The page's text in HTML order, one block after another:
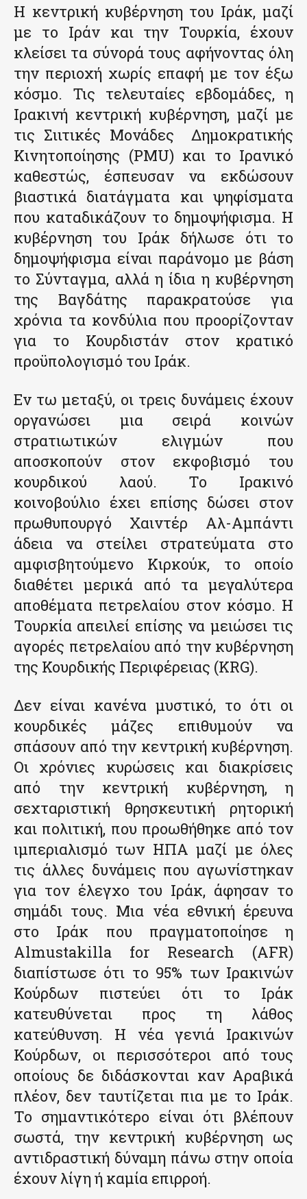
Η κεντρική κυβέρνηση του Ιράκ, μαζί
με το Ιράν και την Τουρκία, έχουν
κλείσει τα σύνορά τους αφήνοντας όλη
την περιοχή χωρίς επαφή με τον έξω
κόσμο. Τις τελευταίες εβδομάδες, η
Ιρακινή κεντρική κυβέρνηση, μαζί με
τις Σιιτικές Μονάδες Δημοκρατικής
Κινητοποίησης (PMU) και το Ιρανικό
καθεστώς, έσπευσαν να εκδώσουν
βιαστικά διατάγματα και ψηφίσματα
που καταδικάζουν το δημοψήφισμα. Η
κυβέρνηση του Ιράκ δήλωσε ότι το
δημοψήφισμα είναι παράνομο με βάση
το Σύνταγμα, αλλά η ίδια η κυβέρνηση
της Βαγδάτης παρακρατούσε για
χρόνια τα κονδύλια που προορίζονταν
για το Κουρδιστάν στον κρατικό
προϋπολογισμό του Ιράκ.
Εν τω μεταξύ, οι τρεις δυνάμεις έχουν
οργανώσει μια σειρά κοινών
στρατιωτικών ελιγμών που
αποσκοπούν στον εκφοβισμό του
κουρδικού λαού. Το Ιρακινό
κοινοβούλιο έχει επίσης δώσει στον
πρωθυπουργό Χαιντέρ Αλ-Αμπάντι
άδεια να στείλει στρατεύματα στο
αμφισβητούμενο Κιρκούκ, το οποίο
διαθέτει μερικά από τα μεγαλύτερα
αποθέματα πετρελαίου στον κόσμο. Η
Τουρκία απειλεί επίσης να μειώσει τις
αγορές πετρελαίου από την κυβέρνηση
της Κουρδικής Περιφέρειας (KRG).
Δεν είναι κανένα μυστικό, το ότι οι
κουρδικές μάζες επιθυμούν να
σπάσουν από την κεντρική κυβέρνηση.
Οι χρόνιες κυρώσεις και διακρίσεις
από την κεντρική κυβέρνηση, η
σεχταριστική θρησκευτική ρητορική
και πολιτική, που προωθήθηκε από τον
ιμπεριαλισμό των ΗΠΑ μαζί με όλες
τις άλλες δυνάμεις που αγωνίστηκαν
για τον έλεγχο του Ιράκ, άφησαν το
σημάδι τους. Μια νέα εθνική έρευνα
στο Ιράκ που πραγματοποίησε η
Almustakilla for Research (AFR)
διαπίστωσε ότι το 95% των Ιρακινών
Κούρδων πιστεύει ότι το Ιράκ
κατευθύνεται προς τη λάθος
κατεύθυνση. Η νέα γενιά Ιρακινών
Κούρδων, οι περισσότεροι από τους
οποίους δε διδάσκονται καν Αραβικά
πλέον, δεν ταυτίζεται πια με το Ιράκ.
Το σημαντικότερο είναι ότι βλέπουν
σωστά, την κεντρική κυβέρνηση ως
αντιδραστική δύναμη πάνω στην οποία
έχουν λίγη ή καμία επιρροή.